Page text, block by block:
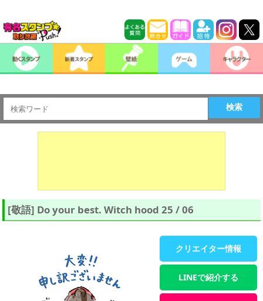
検索
[敬語] Do your best. Witch hood 25 / 06
クリエイター情報
LINEで紹介する